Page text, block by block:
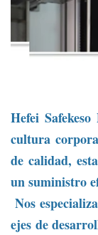
Hefei
cultura
de calidad,
un suministro
Nos
ejes de